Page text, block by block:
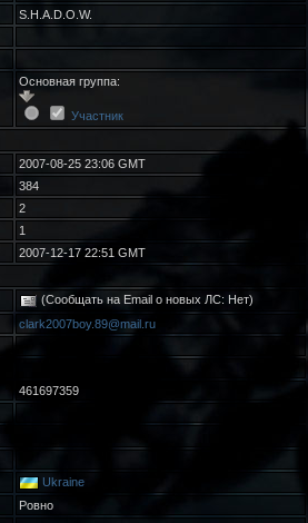
S.H.A.D.O.W.
Основная группа:
Участник
2007-08-25 23:06 GMT
384
2
1
2007-12-17 22:51 GMT
(Сообщать на Email о новых ЛС: Нет)
clark2007boy.89@mail.ru
461697359
Ukraine
Ровно